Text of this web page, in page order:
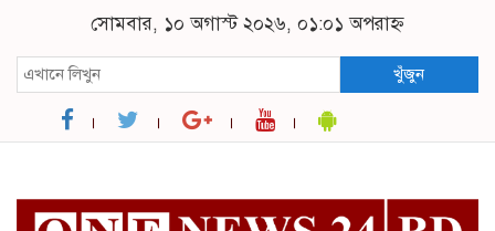
সোমবার, ১০ অগাস্ট ২০২৬, ০১:০১ অপরাহ্ন
খুঁজুন